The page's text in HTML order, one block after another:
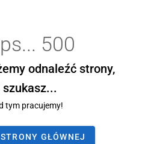
500
odnaleźć strony,
tym pracujemy!
GŁÓWNEJ